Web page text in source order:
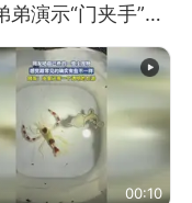
弟演示“门夹手”，
果然言传不如身
00:10